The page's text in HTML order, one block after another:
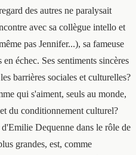
des autres ne paralysait
avec sa collègue intello et
pas Jennifer...), sa fameuse
échec. Ses sentiments sincères
barrières sociales et culturelles?
qui s'aiment, seuls au monde,
du conditionnement culturel?
Dequenne dans le rôle de
grandes, est, comme